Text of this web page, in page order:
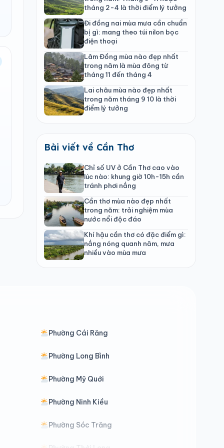
tháng 2-4 là thời điểm lý tưởng
Đi đồng nai mùa mưa cần chuẩn
bị gì: mang theo túi nilon bọc
điện thoại
Lâm Đồng mùa nào đẹp nhất
trong năm là mùa đông từ
tháng 11 đến tháng 4
Lai châu mùa nào đẹp nhất
trong năm tháng 9 10 là thời
điểm lý tưởng
Bài viết về Cần Thơ
Chỉ số UV ở Cần Thơ cao vào
lúc nào: khung giờ 10h-15h cần
tránh phơi nắng
Cần thơ mùa nào đẹp nhất
trong năm: trải nghiệm mùa
nước nổi độc đáo
Khí hậu cần thơ có đặc điểm gì:
nắng nóng quanh năm, mưa
nhiều vào mùa mưa
Phường Cái Răng
Phường Long Bình
Phường Mỹ Quới
Phường Ninh Kiều
Phường Sóc Trăng